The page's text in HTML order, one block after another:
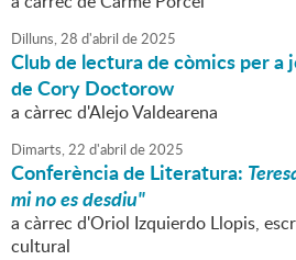
Dilluns,28 d'abril de2025
Club de lectura de còmics per a
de Cory Doctorow
a càrrec d'Alejo Valdearena
Dimarts,22 d'abril de2025
Conferència de Literatura:
mi no es desdiu"
a càrrec d'Oriol Izquierdo Llopis,
cultural